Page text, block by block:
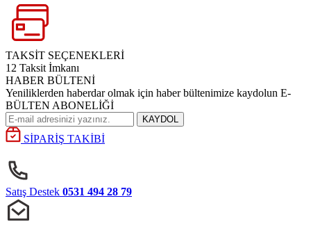
TAKSİT SEÇENEKLERİ
12 Taksit İmkanı
HABER BÜLTENİ
Yeniliklerden haberdar olmak için haber bültenimize kaydolun E-
BÜLTEN ABONELİĞİ
KAYDOL
SİPARİŞ TAKİBİ
Satış Destek 0531 494 28 79